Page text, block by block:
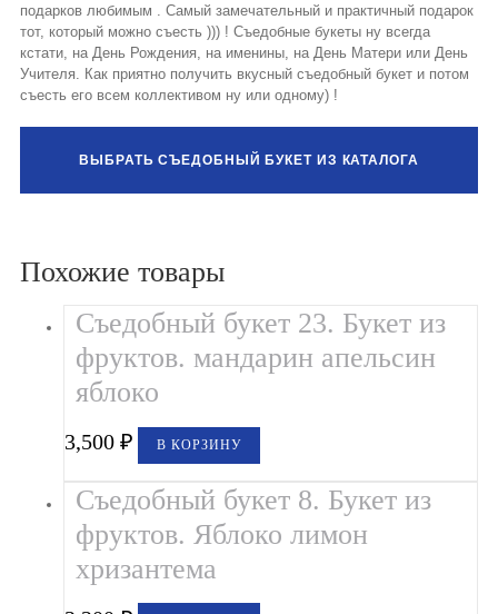
подарков любимым . Самый замечательный и практичный подарок
тот, который можно съесть ))) ! Съедобные букеты ну всегда
кстати, на День Рождения, на именины, на День Матери или День
Учителя. Как приятно получить вкусный съедобный букет и потом
съесть его всем коллективом ну или одному) !
ВЫБРАТЬ СЪЕДОБНЫЙ БУКЕТ ИЗ КАТАЛОГА
Похожие товары
Съедобный букет 23. Букет из
фруктов. мандарин апельсин
яблоко
3,500₽ В КОРЗИНУ
Съедобный букет 8. Букет из
фруктов. Яблоко лимон
хризантема